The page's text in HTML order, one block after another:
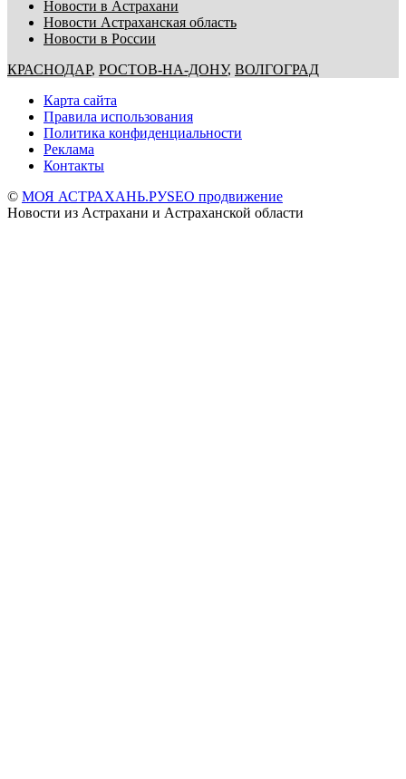
Новости в Астрахани
Новости Астраханская область
Новости в России
КРАСНОДАР, РОСТОВ-НА-ДОНУ, ВОЛГОГРАД
Карта сайта
Правила использования
Политика конфиденциальности
Реклама
Контакты
© МОЯ АСТРАХАНЬ.РУSEO продвижение
Новости из Астрахани и Астраханской области